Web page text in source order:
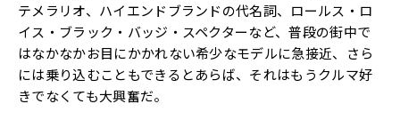
テメラリオ、ハイエンドブランドの代名詞、ロールス・ロ
イス・ブラック・バッジ・スペクターなど、普段の街中で
はなかなかお目にかかれない希少なモデルに急接近、さら
には乗り込むこともできるとあらば、それはもうクルマ好
きでなくても大興奮だ。